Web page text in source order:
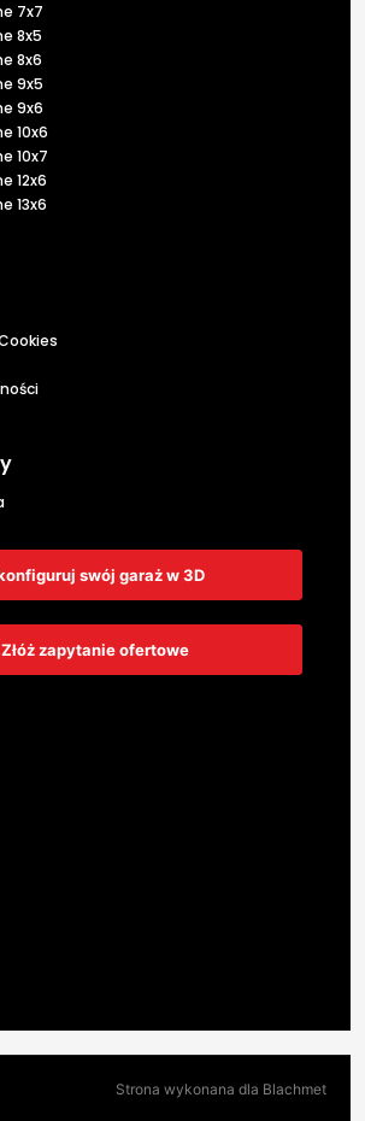
7x7
8x5
8x6
9x5
9x6
10x6
10x7
12x6
13x6
swój garaż w 3D
Złóż zapytanie ofertowe
Strona wykonana dla Blachmet